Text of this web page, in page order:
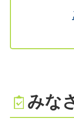
みな